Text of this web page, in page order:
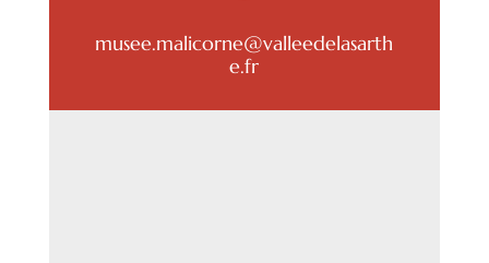
musee.malicorne@valleedelasarth
e.fr